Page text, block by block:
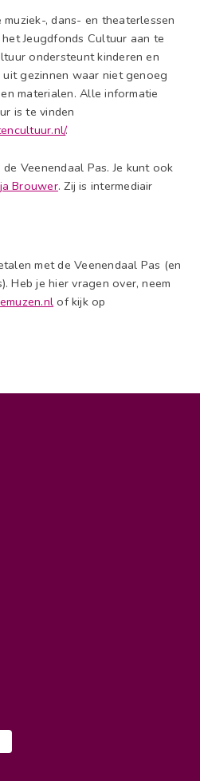
, dans- en theaterlessen
Jeugdfonds Cultuur aan te
ondersteunt kinderen en
gezinnen waar niet genoeg
materialen. Alle informatie
is te vinden
.
Veenendaal Pas. Je kunt ook
Brouwer. Zij is intermediair
met de Veenendaal Pas (en
Heb je hier vragen over, neem
of kijk op